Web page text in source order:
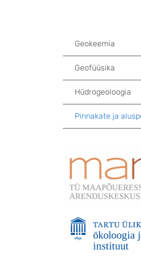
Geokeemia
Geofüüsika
Hüdrogeoloogia
Pinnakate ja